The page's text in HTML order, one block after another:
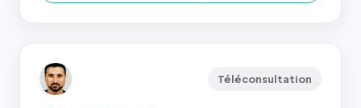
Téléconsultation